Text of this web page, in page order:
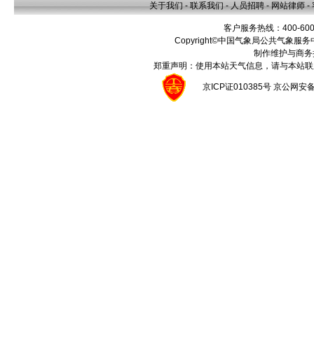
关于我们 - 联系我们 - 人员招聘 - 网站律师 -
客户服务热线：400-
Copyright©中国气象局公共气象服
制作维护与商
郑重声明：使用本站天气信息，请与本站
京ICP证010385号 京公网安